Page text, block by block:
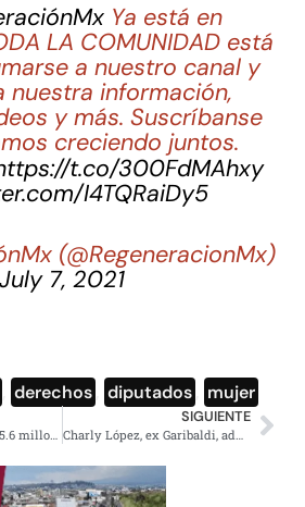
Ya está en
LA COMUNIDAD está
a nuestro canal y
nuestra información,
y más. Suscríbanse
creciendo juntos.
t.co/300FdMAhxy
I4TQRaiDy5
(@RegeneracionMx)
July 7, 2021
derechos diputados mujer
Japón dona a México 5.6 millones de dólares en equipo médico ante Covid
SIGUIENTE
Charly López, ex Garibaldi, admite que sí convivió con ‘La Barbie’ cómo señaló Anabel Hernández